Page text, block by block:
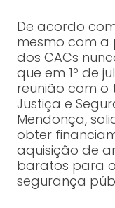
De acordo
mesmo com a
dos CACs
que em 1º de
reunião com o
Justiça e
Mendonça,
obter
aquisição de
baratos para
segurança